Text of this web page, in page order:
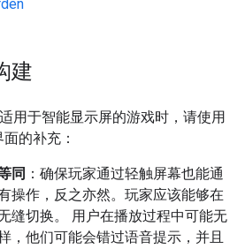
建
用于智能显示屏的游戏时，请使用
的补充：
同 ：确保玩家通过轻触屏幕也能通
操作，反之亦然。玩家应该能够在
缝切换。 用户在播放过程中可能无
，他们可能会错过语音提示，并且